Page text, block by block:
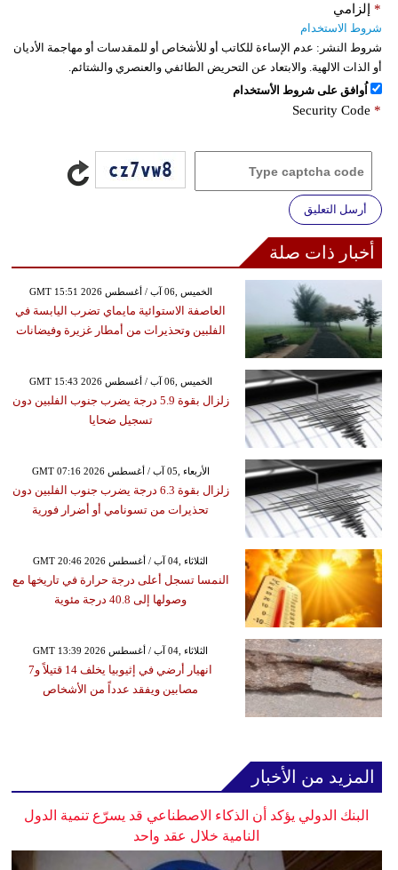
إلزامي *
شروط الاستخدام
شروط النشر: عدم الإساءة للكاتب أو للأشخاص أو للمقدسات أو مهاجمة الأديان
أو الذات الالهية. والابتعاد عن التحريض الطائفي والعنصري والشتائم.
اُوافق على شروط الأستخدام
Security Code *
أرسل التعليق
أخبار ذات صلة
GMT 15:51 2026 الخميس ,06 آب / أغسطس
العاصفة الاستوائية مايماي تضرب اليابسة في
الفلبين وتحذيرات من أمطار غزيرة وفيضانات
GMT 15:43 2026 الخميس ,06 آب / أغسطس
زلزال بقوة 5.9 درجة يضرب جنوب الفلبين دون
تسجيل ضحايا
GMT 07:16 2026 الأربعاء ,05 آب / أغسطس
زلزال بقوة 6.3 درجة يضرب جنوب الفلبين دون
تحذيرات من تسونامي أو أضرار فورية
GMT 20:46 2026 الثلاثاء ,04 آب / أغسطس
النمسا تسجل أعلى درجة حرارة في تاريخها مع
وصولها إلى 40.8 درجة مئوية
GMT 13:39 2026 الثلاثاء ,04 آب / أغسطس
انهيار أرضي في إثيوبيا يخلف 14 قتيلاً و7
مصابين ويفقد عدداً من الأشخاص
المزيد من الأخبار
البنك الدولي يؤكد أن الذكاء الاصطناعي قد يسرّع تنمية الدول
النامية خلال عقد واحد